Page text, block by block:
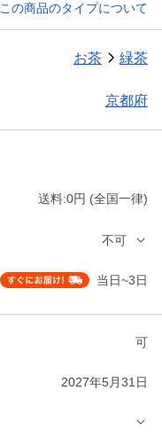
この商品のタイプについて
お茶 緑茶
京都府
送料:0円 (全国一律)
不可
当日~3日
可
2027年5月31日